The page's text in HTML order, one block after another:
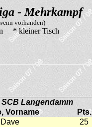
- Mehrkampf
vorhanden)
* kleiner Tisch
SCB Langendamm
Vorname Pts.
25